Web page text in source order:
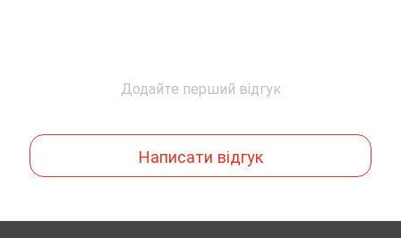
Додайте перший відгук
Написати відгук